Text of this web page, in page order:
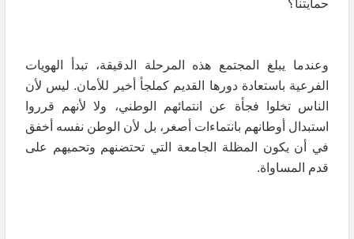
حمايتنا؟
وعندما يبلغ المجتمع هذه المرحلة الدقيقة، تبدأ الهويات
الفرعية باستعادة دورها القديم كملجأ أخير للأمان. ليس لأن
الناس تخلوا فجأة عن انتمائهم الوطني، ولا لأنهم قرروا
استبدال أوطانهم بانتماءات أصغر، بل لأن الوطن نفسه أخفق
في أن يكون المظلة الجامعة التي تحتضنهم وتحميهم على
قدم المساواة.